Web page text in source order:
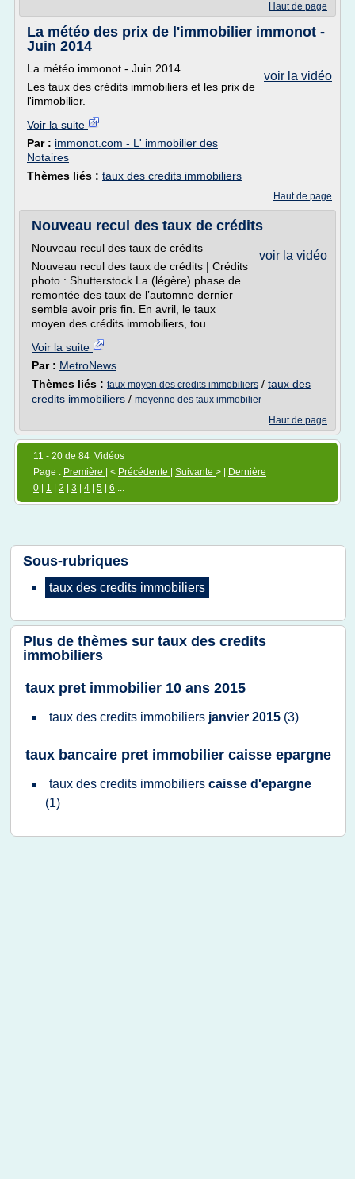
Haut de page
La météo des prix de l'immobilier immonot -
Juin 2014
voir la vidéo
La météo immonot - Juin 2014.
Les taux des crédits immobiliers et les prix de
l'immobilier.
Voir la suite
Par : immonot.com - L' immobilier des
Notaires
Thèmes liés : taux des credits immobiliers
Haut de page
Nouveau recul des taux de crédits
voir la vidéo
Nouveau recul des taux de crédits
Nouveau recul des taux de crédits | Crédits
photo : Shutterstock La (légère) phase de
remontée des taux de l’automne dernier
semble avoir pris fin. En avril, le taux
moyen des crédits immobiliers, tou...
Voir la suite
Par : MetroNews
Thèmes liés : taux moyen des credits immobiliers / taux des
credits immobiliers / moyenne des taux immobilier
Haut de page
11 - 20 de 84 Vidéos
Page : Première | < Précédente Suivante > |
Dernière
0
1 2 3 4 5 6 ...
Sous-rubriques
taux des credits immobiliers
Plus de thèmes sur taux des credits
immobiliers
taux pret immobilier 10 ans 2015
taux des credits immobiliers janvier 2015 (3)
taux bancaire pret immobilier caisse epargne
taux des credits immobiliers caisse d'epargne
(1)